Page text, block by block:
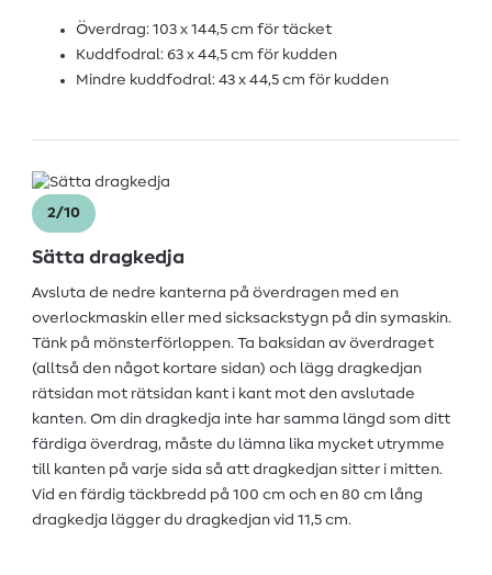
Överdrag: 103 x 144,5 cm för täcket
Kuddfodral: 63 x 44,5 cm för kudden
Mindre kuddfodral: 43 x 44,5 cm för kudden
2/10
Sätta dragkedja
Avsluta de nedre kanterna på överdragen med en
overlockmaskin eller med sicksackstygn på din symaskin.
Tänk på mönsterförloppen. Ta baksidan av överdraget
(alltså den något kortare sidan) och lägg dragkedjan
rätsidan mot rätsidan kant i kant mot den avslutade
kanten. Om din dragkedja inte har samma längd som ditt
färdiga överdrag, måste du lämna lika mycket utrymme
till kanten på varje sida så att dragkedjan sitter i mitten.
Vid en färdig täckbredd på 100 cm och en 80 cm lång
dragkedja lägger du dragkedjan vid 11,5 cm.